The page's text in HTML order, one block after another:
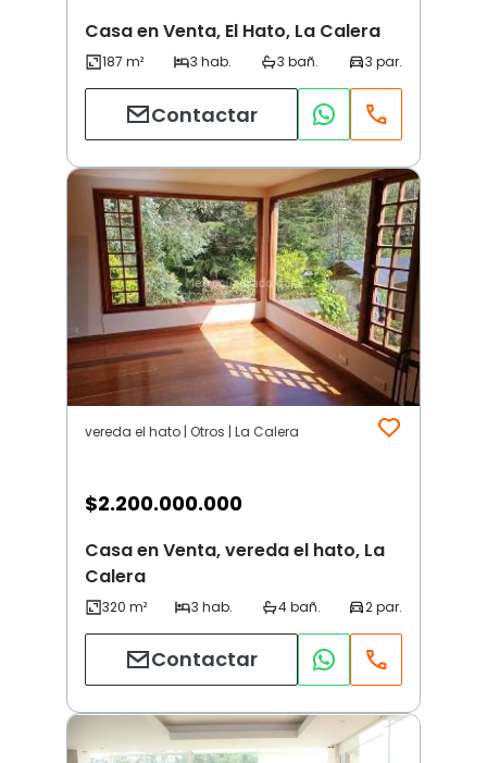
Casa en Venta, El Hato, La Calera
Contactar
vereda el hato | Otros | La Calera
$2.200.000.000
Casa en Venta, vereda el hato, La
Calera
Contactar